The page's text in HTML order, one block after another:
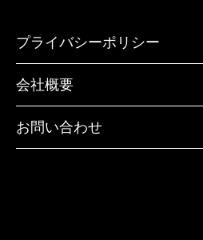
プライバシーポリシー
会社概要
お問い合わせ